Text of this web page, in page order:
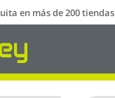
en más de 200 tiendas